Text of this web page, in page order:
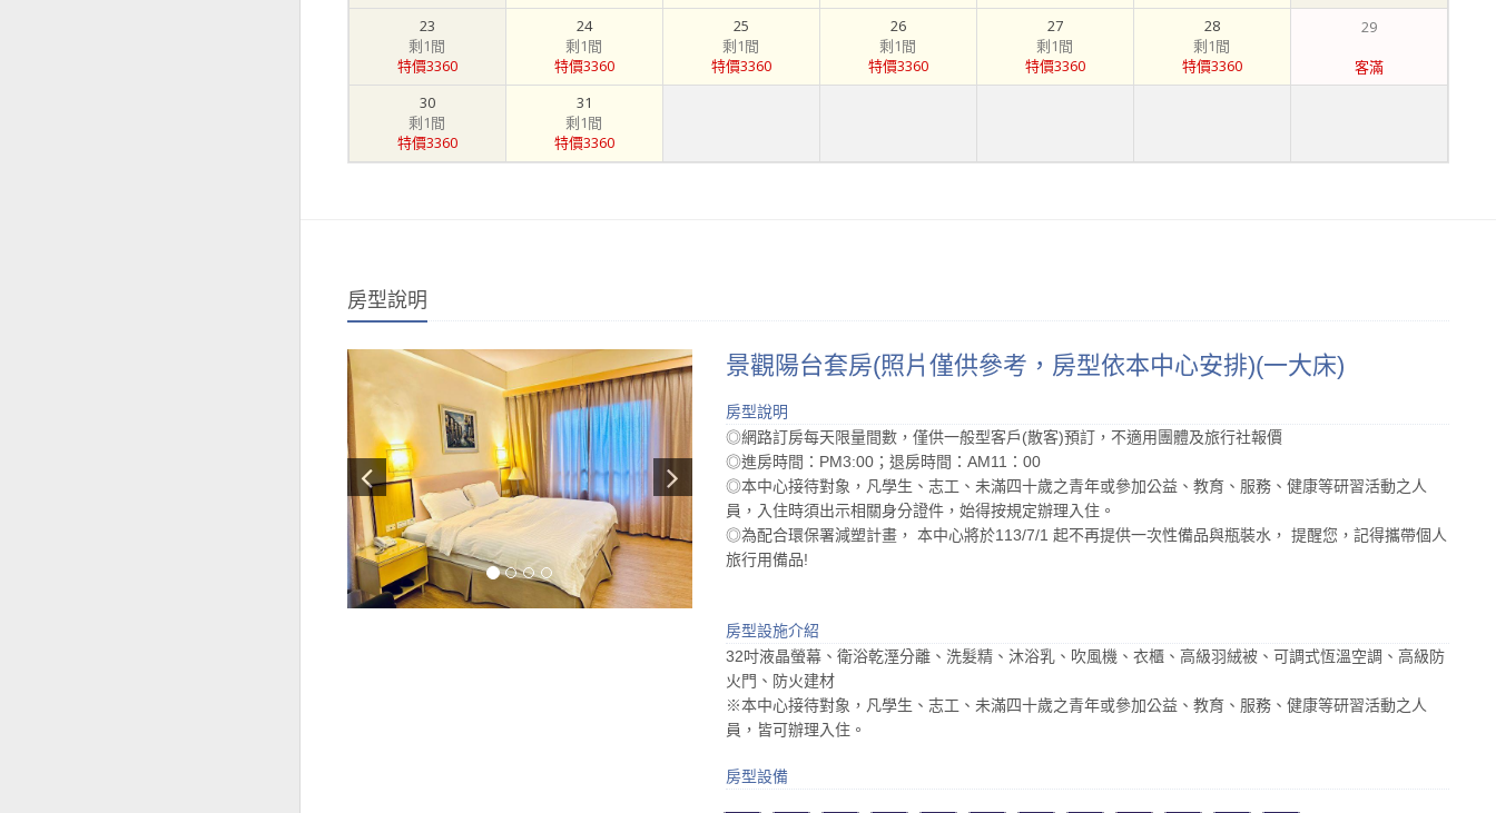
23
剩1間
特價3360
24
剩1間
特價3360
25
剩1間
特價3360
26
剩1間
特價3360
27
剩1間
特價3360
28
剩1間
特價3360
29
客滿
30
剩1間
特價3360
31
剩1間
特價3360
房型說明
景觀陽台套房(照片僅供參考，房型依本中心安排)(一大床)
房型說明
◎網路訂房每天限量間數，僅供一般型客戶(散客)預訂，不適用團體及旅行社報價
◎進房時間：PM3:00；退房時間：AM11：00
◎本中心接待對象，凡學生、志工、未滿四十歲之青年或參加公益、教育、服務、健康等研習活動之人
員，入住時須出示相關身分證件，始得按規定辦理入住。
◎為配合環保署減塑計畫， 本中心將於113/7/1 起不再提供一次性備品與瓶裝水， 提醒您，記得攜帶個人
旅行用備品!
房型設施介紹
32吋液晶螢幕、衛浴乾溼分離、洗髮精、沐浴乳、吹風機、衣櫃、高級羽絨被、可調式恆溫空調、高級防
火門、防火建材
※本中心接待對象，凡學生、志工、未滿四十歲之青年或參加公益、教育、服務、健康等研習活動之人
員，皆可辦理入住。
房型設備